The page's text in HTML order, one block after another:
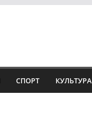
СПОРТ КУЛЬТУРА